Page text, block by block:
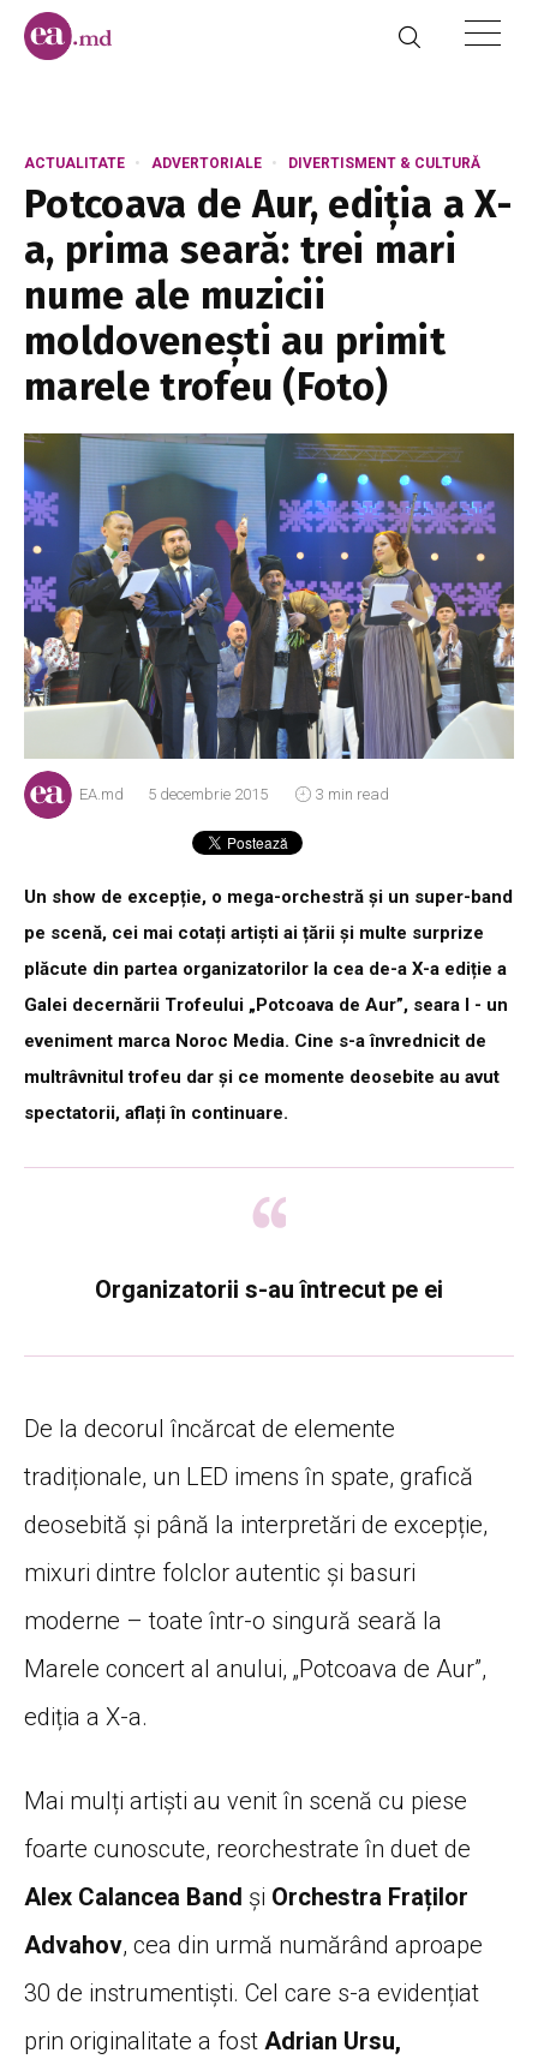
ACTUALITATE ADVERTORIALE DIVERTISMENT & CULTURĂ
Potcoava de Aur, ediția a X-
a, prima seară: trei mari
nume ale muzicii
moldovenești au primit
marele trofeu (Foto)
EA.md 5 decembrie 2015 3 min read
Un show de excepție, o mega-orchestră și un super-band
pe scenă, cei mai cotați artiști ai țării și multe surprize
plăcute din partea organizatorilor la cea de-a X-a ediție a
Galei decernării Trofeului „Potcoava de Aur”, seara I - un
eveniment marca Noroc Media. Cine s-a învrednicit de
multrâvnitul trofeu dar și ce momente deosebite au avut
spectatorii, aflați în continuare.
Organizatorii s-au întrecut pe ei
De la decorul încărcat de elemente
tradiționale, un LED imens în spate, grafică
deosebită și până la interpretări de excepție,
mixuri dintre folclor autentic și basuri
moderne – toate într-o singură seară la
Marele concert al anului, „Potcoava de Aur”,
ediția a X-a.
Mai mulți artiști au venit în scenă cu piese
foarte cunoscute, reorchestrate în duet de
Alex Calancea Band și Orchestra Fraților
Advahov, cea din urmă numărând aproape
30 de instrumentiști. Cel care s-a evidențiat
prin originalitate a fost Adrian Ursu,